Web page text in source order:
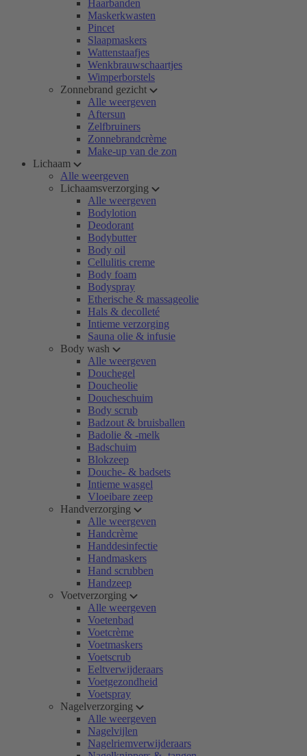
Haarbanden
Maskerkwasten
Pincet
Slaapmaskers
Wattenstaafjes
Wenkbrauwschaartjes
Wimperborstels
Zonnebrand gezicht
Alle weergeven
Aftersun
Zelfbruiners
Zonnebrandcrème
Make-up van de zon
Lichaam
Alle weergeven
Lichaamsverzorging
Alle weergeven
Bodylotion
Deodorant
Bodybutter
Body oil
Cellulitis creme
Body foam
Bodyspray
Etherische & massageolie
Hals & decolleté
Intieme verzorging
Sauna olie & infusie
Body wash
Alle weergeven
Douchegel
Doucheolie
Doucheschuim
Body scrub
Badzout & bruisballen
Badolie & -melk
Badschuim
Blokzeep
Douche- & badsets
Intieme wasgel
Vloeibare zeep
Handverzorging
Alle weergeven
Handcrème
Handdesinfectie
Handmaskers
Hand scrubben
Handzeep
Voetverzorging
Alle weergeven
Voetenbad
Voetcrème
Voetmaskers
Voetscrub
Eeltverwijderaars
Voetgezondheid
Voetspray
Nagelverzorging
Alle weergeven
Nagelvijlen
Nagelriemverwijderaars